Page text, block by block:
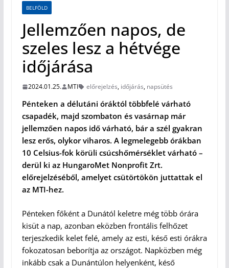
BELFÖLD
Jellemzően napos, de
szeles lesz a hétvége
időjárása
2024.01.25. MTI előrejelzés, időjárás, napsütés
Pénteken a délutáni óráktól többfelé várható
csapadék, majd szombaton és vasárnap már
jellemzően napos idő várható, bár a szél gyakran
lesz erős, olykor viharos. A legmelegebb órákban
10 Celsius-fok körüli csúcshőmérséklet várható –
derül ki az HungaroMet Nonprofit Zrt.
előrejelzéséből, amelyet csütörtökön juttattak el
az MTI-hez.
Pénteken főként a Dunától keletre még több órára
kisüt a nap, azonban eközben frontális felhőzet
terjeszkedik kelet felé, amely az esti, késő esti órákra
fokozatosan beborítja az országot. Napközben még
inkább csak a Dunántúlon helyenként, késő